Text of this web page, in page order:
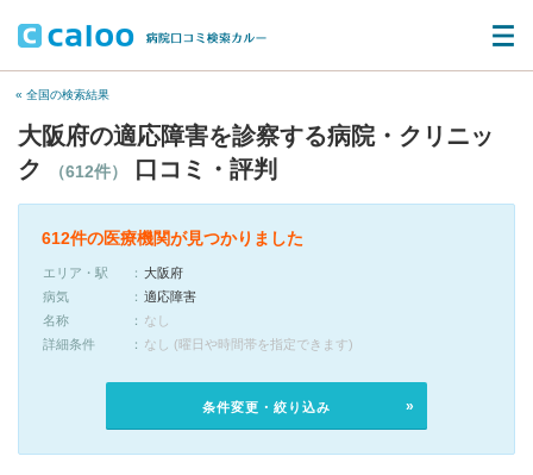
« 全国の検索結果
大阪府の適応障害を診察する病院・クリニッ
ク
（612件） 口コミ・評判
612件の医療機関が見つかりました
エリア・駅
大阪府
病気
適応障害
名称
なし
詳細条件
なし (曜日や時間帯を指定できます)
条件変更・絞り込み